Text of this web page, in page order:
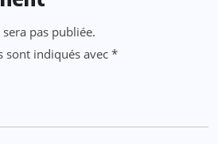
pas publiée.
sont indiqués avec *